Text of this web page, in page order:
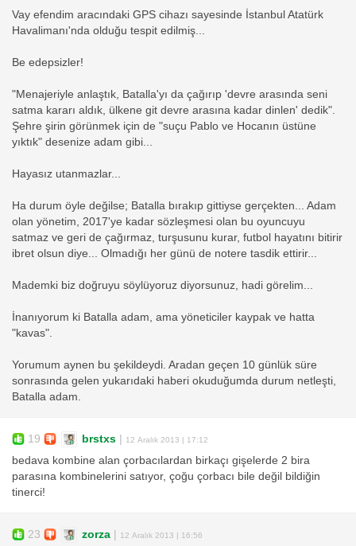
Vay efendim aracındaki GPS cihazı sayesinde İstanbul Atatürk
Havalimanı'nda olduğu tespit edilmiş...
Be edepsizler!
"Menajeriyle anlaştık, Batalla'yı da çağırıp 'devre arasında seni
satma kararı aldık, ülkene git devre arasına kadar dinlen' dedik".
Şehre şirin görünmek için de "suçu Pablo ve Hocanın üstüne
yıktık" desenize adam gibi...
Hayasız utanmazlar...
Ha durum öyle değilse; Batalla bırakıp gittiyse gerçekten... Adam
olan yönetim, 2017'ye kadar sözleşmesi olan bu oyuncuyu
satmaz ve geri de çağırmaz, turşusunu kurar, futbol hayatını bitirir
ibret olsun diye... Olmadığı her günü de notere tasdik ettirir...
Mademki biz doğruyu söylüyoruz diyorsunuz, hadi görelim...
İnanıyorum ki Batalla adam, ama yöneticiler kaypak ve hatta
"kavas".
Yorumum aynen bu şekildeydi. Aradan geçen 10 günlük süre
sonrasında gelen yukarıdaki haberi okuduğumda durum netleşti,
Batalla adam.
19 brstxs | 12 Aralık 2013 | 17:12
bedava kombine alan çorbacılardan birkaçı gişelerde 2 bira
parasına kombinelerini satıyor, çoğu çorbacı bile değil bildiğin
tinerci!
23 zorza | 12 Aralık 2013 | 16:56